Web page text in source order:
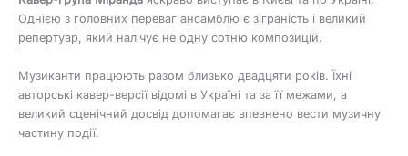
Однією з головних переваг ансамблю є зіграність і великий
репертуар, який налічує не одну сотню композицій.
Музиканти працюють разом близько двадцяти років. Їхні
авторські кавер-версії відомі в Україні та за її межами, а
великий сценічний досвід допомагає впевнено вести музичну
частину події.